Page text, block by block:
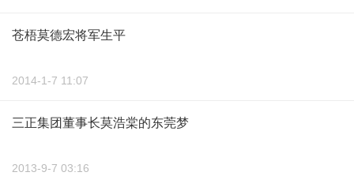
苍梧莫德宏将军生平
2014-1-7 11:07
三正集团董事长莫浩棠的东莞梦
2013-9-7 03:16